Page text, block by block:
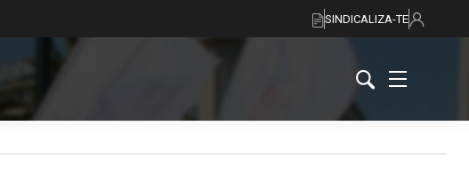
SINDICALIZA-TE